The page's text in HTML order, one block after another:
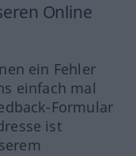
Online
ein Fehler
einfach mal
Formular
ist